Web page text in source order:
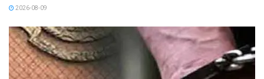
2026-08-09